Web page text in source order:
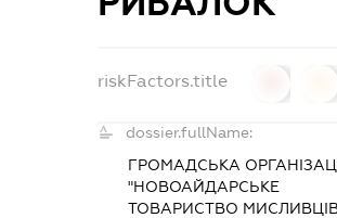
riskFactors.title
dossier.fullName:
ГРОМАДСЬКА
"НОВОАЙДАРСЬКЕ
ТОВАРИСТВО